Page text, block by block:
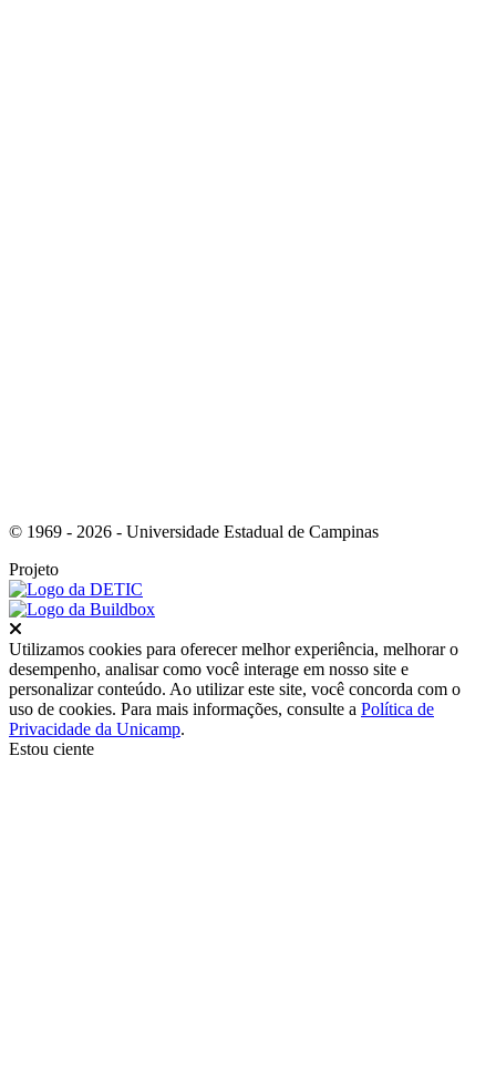
© 1969 - 2026 - Universidade Estadual de Campinas
Projeto
Utilizamos cookies para oferecer melhor experiência, melhorar o
desempenho, analisar como você interage em nosso site e
personalizar conteúdo. Ao utilizar este site, você concorda com o
uso de cookies. Para mais informações, consulte a Política de
Privacidade da Unicamp.
Estou ciente